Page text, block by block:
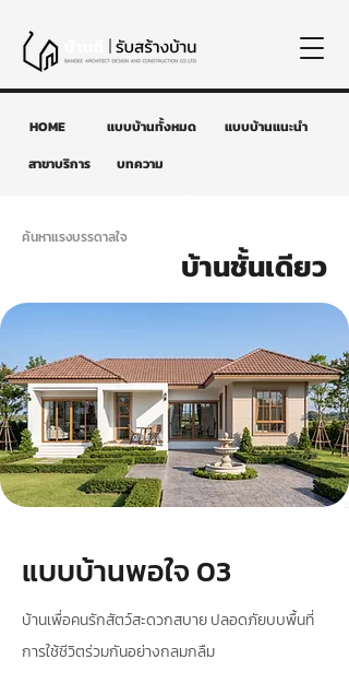
HOME แบบบ้านทั้งหมด
แบบบ้านแนะนำ
สาขาบริการ
บทความ
ค้นหาแรงบรรดาลใจ
บ้านชั้นเดียว
แบบบ้านพอใจ 03
บ้านเพื่อคนรักสัตว์สะดวกสบาย ปลอดภัยบบพื้นที่
การใช้ชีวิตร่วมกันอย่างกลมกลืม